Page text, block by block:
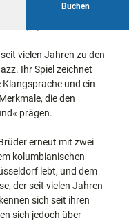
Buchen
vielen Jahren zu den
Ihr Spiel zeichnet
und ein
die den
prägen.
erneut mit zwei
kolumbianischen
lebt, und dem
der seit vielen Jahren
sich seit ihren
sich jedoch über